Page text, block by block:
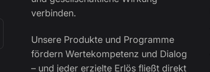
verbinden.
Unsere Produkte und Programme
fördern Wertekompetenz und Dialog
– und jeder erzielte Erlös fließt direkt